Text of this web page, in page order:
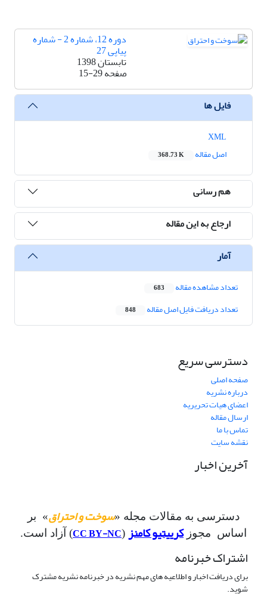
دوره 12، شماره 2 - شماره
پیاپی 27
تابستان 1398
صفحه15-29
فایل ها
اصل مقاله
368.73 K
هم رسانی
ارجاع به این مقاله
آمار
تعداد مشاهده مقاله 683
تعداد دریافت فایل اصل مقاله 848
دسترسی سریع
صفحه اصلی
درباره نشریه
اعضای هیات تحریریه
ارسال مقاله
تماس با ما
نقشه سایت
آخرین اخبار
دسترسی به مقالات مجله «سوخت و احتراق» بر
اساس مجوزکرییتیو کامنز (
CC BY-NC) آزاد است.
اشتراک خبرنامه
برای دریافت اخبار و اطلاعیه های مهم نشریه در خبرنامه نشریه مشترک
شوید.